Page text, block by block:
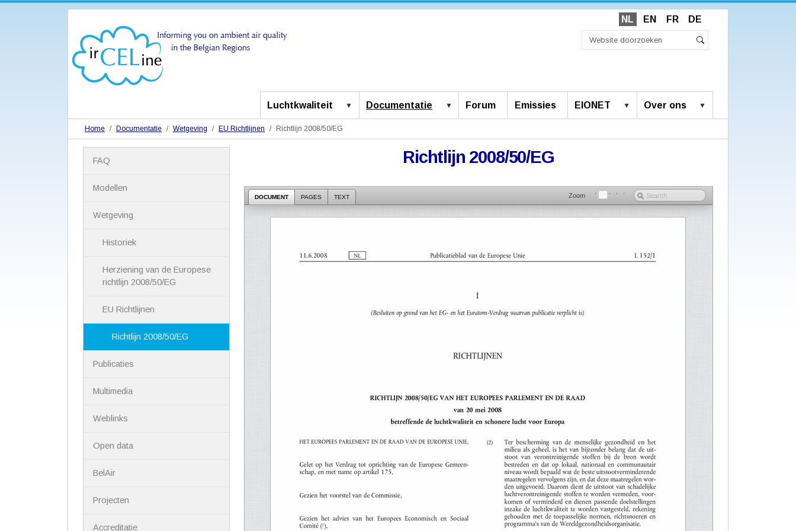
NL EN FR DE
Luchtkwaliteit Documentatie Forum Emissies EIONET Over ons
Home Documentatie Wetgeving EU Richtlijnen Richtlijn 2008/50/EG
Richtlijn 2008/50/EG
DOCUMENT PAGES TEXT Zoom
FAQ
Modellen
Wetgeving
Historiek
Herziening van de Europese
richtlijn 2008/50/EG
EU Richtlijnen
Richtlijn 2008/50/EG
Publicaties
Multimedia
Weblinks
Open data
BelAir
Projecten
Accreditatie